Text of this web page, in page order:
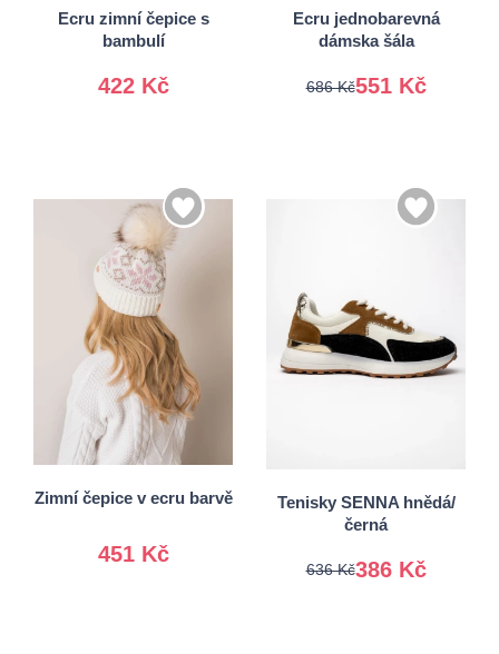
Ecru zimní čepice s
bambulí
422 Kč
Ecru jednobarevná
dámska šála
551 Kč
686 Kč
Zimní čepice v ecru barvě
451 Kč
Univerzální
Tenisky SENNA hnědá/
černá
386 Kč
636 Kč
37